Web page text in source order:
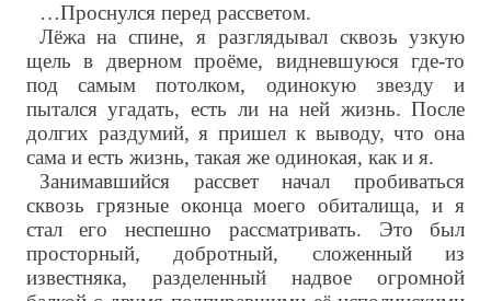
…Проснулся перед рассветом.
Лёжа на спине, я разглядывал сквозь узкую
щель в дверном проёме, видневшуюся где-то
под самым потолком, одинокую звезду и
пытался угадать, есть ли на ней жизнь. После
долгих раздумий, я пришел к выводу, что она
сама и есть жизнь, такая же одинокая, как и я.
Занимавшийся рассвет начал пробиваться
сквозь грязные оконца моего обиталища, и я
стал его неспешно рассматривать. Это был
просторный, добротный, сложенный из
известняка, разделенный надвое огромной